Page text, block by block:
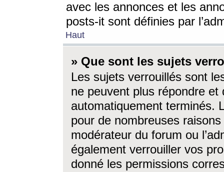
avec les annonces et les
posts-it sont définies par
Haut
» Que sont les sujets
Les sujets verrouillés sont
ne peuvent plus répondre
automatiquement terminés.
pour de nombreuses
modérateur du forum ou
également verrouiller vos
donné les permissions